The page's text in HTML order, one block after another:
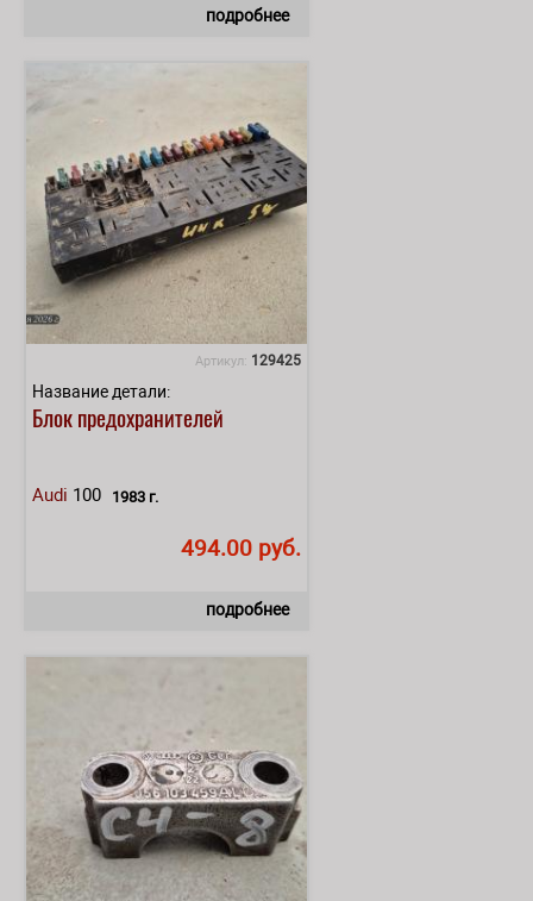
подробнее
Артикул: 129425
Название детали:
Блок предохранителей
Audi 100 1983 г.
494.00 руб.
подробнее